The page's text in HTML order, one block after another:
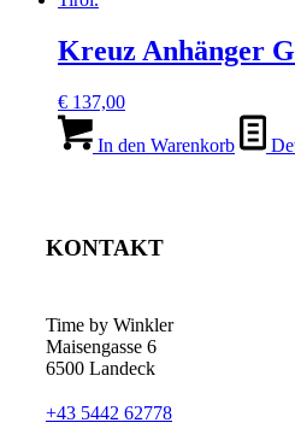
Kreuz Anhänger
€ 137,00
In den Warenkorb
KONTAKT
Time by Winkler
Maisengasse 6
6500 Landeck
+43 5442 62778